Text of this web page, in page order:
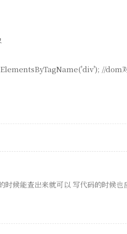
//dom
时候能查出来就可以 写代码的时候也